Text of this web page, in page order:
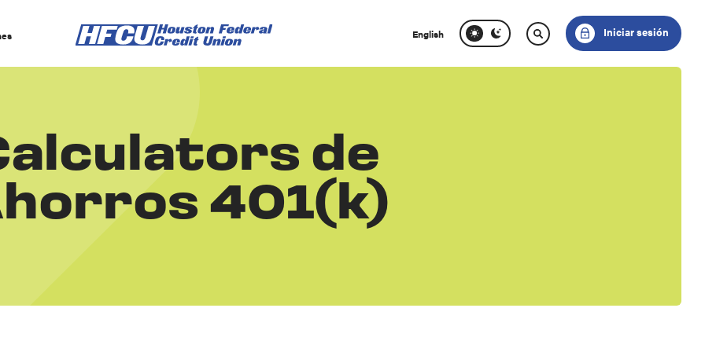
English Iniciar sesión
de
401(k)